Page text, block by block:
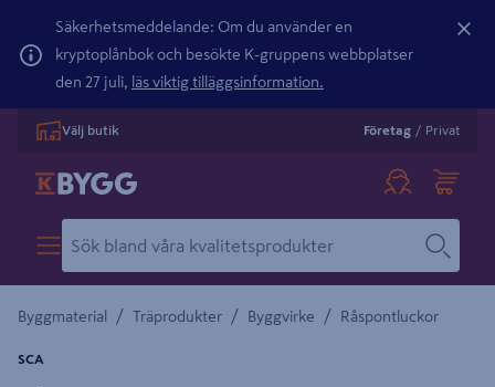
Säkerhetsmeddelande: Om du använder en
kryptoplånbok och besökte K-gruppens webbplatser
den 27 juli, läs viktig tilläggsinformation.
Välj butik Företag / Privat
Byggmaterial / Träprodukter / Byggvirke / Råspontluckor
SCA